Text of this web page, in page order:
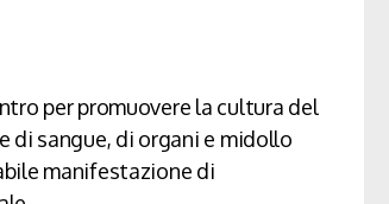
per promuovere la cultura del
di sangue, di organi e midollo
manifestazione di